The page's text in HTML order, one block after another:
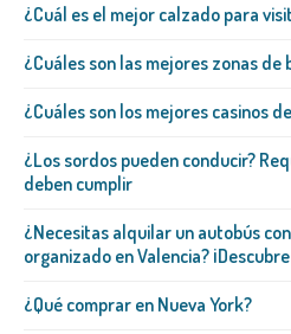
¿Cuál es el mejor calzado para
¿Cuáles son las mejores zonas de
¿Cuáles son los mejores casinos
¿Los sordos pueden conducir?
deben cumplir
¿Necesitas alquilar un autobús
organizado en Valencia?
¿Qué comprar en Nueva York?